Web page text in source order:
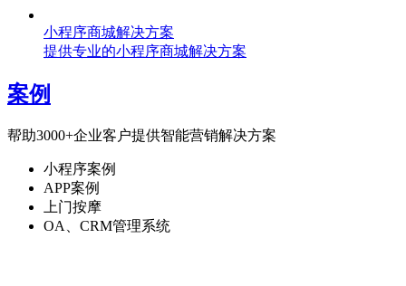
小程序商城解决方案
提供专业的小程序商城解决方案
案例
帮助3000+企业客户提供智能营销解决方案
小程序案例
APP案例
上门按摩
OA、CRM管理系统